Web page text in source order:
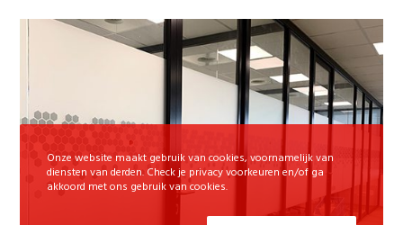
Onze website maakt gebruik van cookies, voornamelijk van
diensten van derden. Check je privacy voorkeuren en/of ga
akkoord met ons gebruik van cookies.